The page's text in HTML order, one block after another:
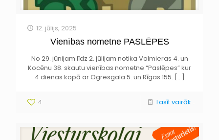
12. jūlijs, 2025
Vienības nometne PASLĒPES
No 29. jūnijam līdz 2. jūlijam notika Valmieras 4. un
Kocēnu 38. skautu vienības nometne “Paslēpes” kur
4 dienas kopā ar Ogresgala 5. un Rīgas 155. […]
4 Lasīt vairāk...